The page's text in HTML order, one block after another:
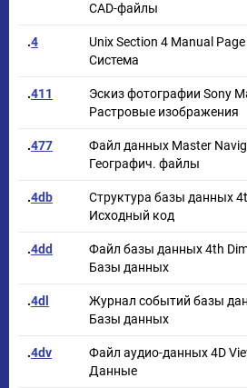
CAD-файлы
.4
Unix Section 4 Manual Page
Система
.411
Эскиз фотографии Sony
Растровые изображения
.477
Файл данных Master
Географич. файлы
.4db
Структура базы данных
Исходный код
.4dd
Файл базы данных 4th
Базы данных
.4dl
Журнал событий базы
Базы данных
.4dv
Файл аудио-данных 4D
Данные